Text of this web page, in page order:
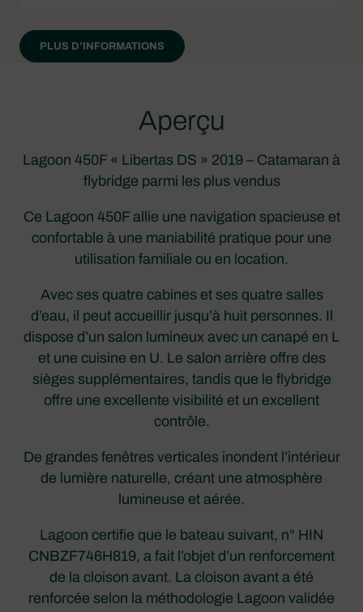
PLUS D’INFORMATIONS
Aperçu
Lagoon 450F « Libertas DS » 2019 – Catamaran à
flybridge parmi les plus vendus
Ce Lagoon 450F allie une navigation spacieuse et
confortable à une maniabilité pratique pour une
utilisation familiale ou en location.
Avec ses quatre cabines et ses quatre salles
d’eau, il peut accueillir jusqu’à huit personnes. Il
dispose d’un salon lumineux avec un canapé en L
et une cuisine en U. Le salon arrière offre des
sièges supplémentaires, tandis que le flybridge
offre une excellente visibilité et un excellent
contrôle.
De grandes fenêtres verticales inondent l’intérieur
de lumière naturelle, créant une atmosphère
lumineuse et aérée.
Lagoon certifie que le bateau suivant, n° HIN
CNBZF746H819, a fait l’objet d’un renforcement
de la cloison avant. La cloison avant a été
renforcée selon la méthodologie Lagoon validée